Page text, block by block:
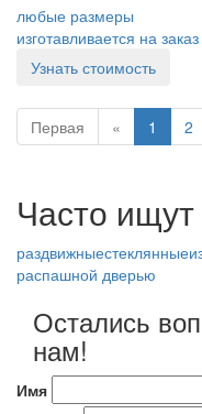
любые размеры
изготавливается на заказ
Узнать стоимость
Первая « 1 2
Часто ищут
раздвижныестеклянные
распашной дверью
Остались
нам!
Имя